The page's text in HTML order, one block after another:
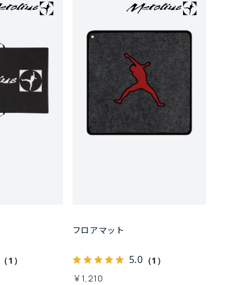
（1）
フロアマット
5.0 （1）
￥1,210